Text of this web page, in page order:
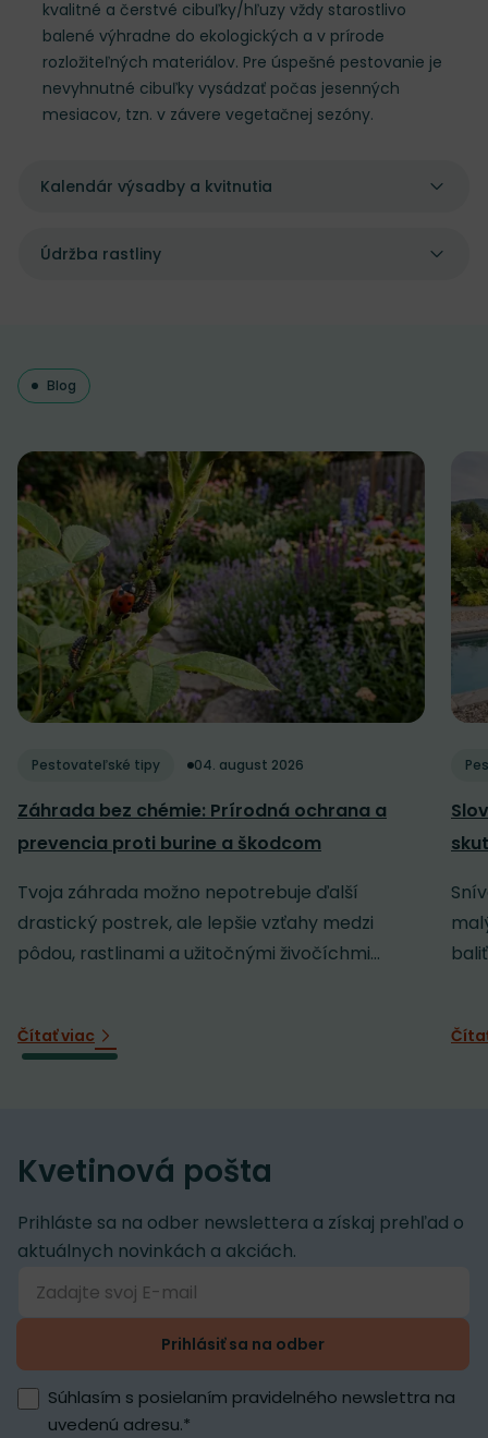
kvalitné a čerstvé cibuľky/hľuzy vždy starostlivo
balené výhradne do ekologických a v prírode
rozložiteľných materiálov. Pre úspešné pestovanie je
nevyhnutné cibuľky vysádzať počas jesenných
mesiacov, tzn. v závere vegetačnej sezóny.
Kalendár výsadby a kvitnutia
Údržba rastliny
Blog
Pestovateľské tipy 04. august 2026
Záhrada bez chémie: Prírodná ochrana a
prevencia proti burine a škodcom
Tvoja záhrada možno nepotrebuje ďalší
drastický postrek, ale lepšie vzťahy medzi
pôdou, rastlinami a užitočnými živočíchmi...
Čítať viac
Kvetinová pošta
Prihláste sa na odber newslettera a získaj prehľad o
aktuálnych novinkách a akciách.
Prihlásiť sa na odber
Súhlasím s posielaním pravidelného newslettra na
uvedenú adresu.*